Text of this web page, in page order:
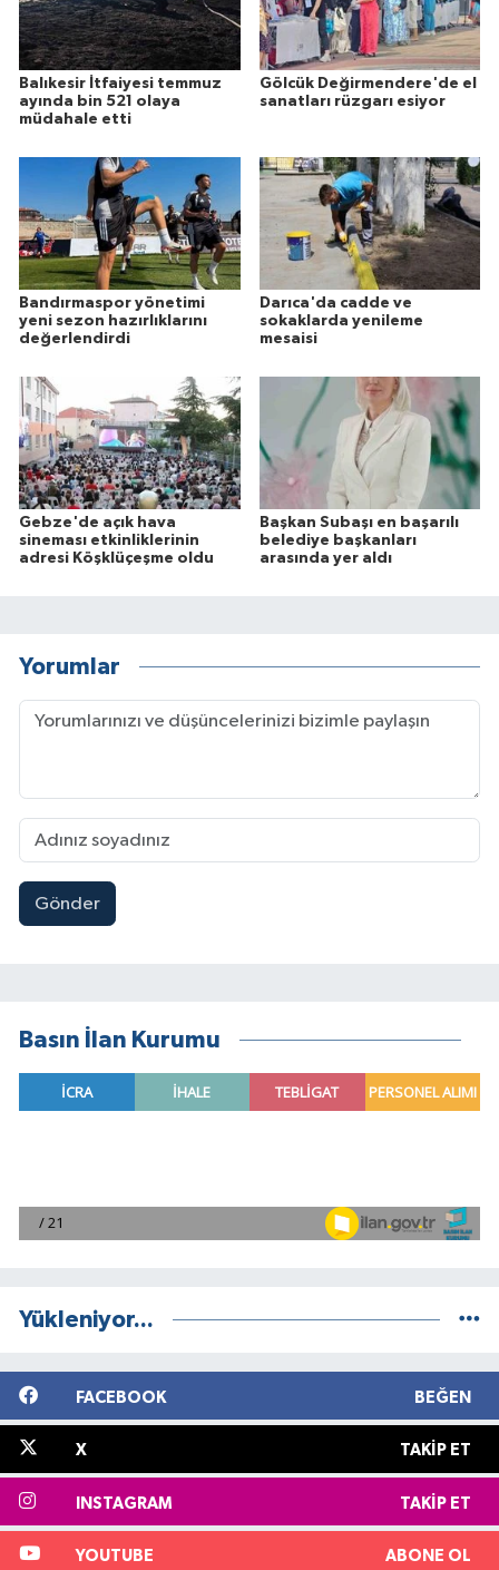
Balıkesir İtfaiyesi temmuz
ayında bin 521 olaya
müdahale etti
Gölcük Değirmendere'de el
sanatları rüzgarı esiyor
Bandırmaspor yönetimi
yeni sezon hazırlıklarını
değerlendirdi
Darıca'da cadde ve
sokaklarda yenileme
mesaisi
Gebze'de açık hava
sineması etkinliklerinin
adresi Köşklüçeşme oldu
Başkan Subaşı en başarılı
belediye başkanları
arasında yer aldı
Yorumlar
Gönder
Basın İlan Kurumu
Yükleniyor...
FACEBOOK BEĞEN
X TAKIP ET
INSTAGRAM TAKIP ET
YOUTUBE ABONE OL